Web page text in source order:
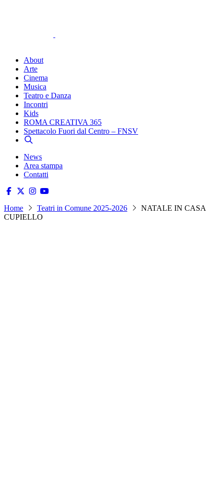
About
Arte
Cinema
Musica
Teatro e Danza
Incontri
Kids
ROMA CREATIVA 365
Spettacolo Fuori dal Centro – FNSV
News
Area stampa
Contatti
Home Teatri in Comune 2025-2026
NATALE IN CASA
CUPIELLO